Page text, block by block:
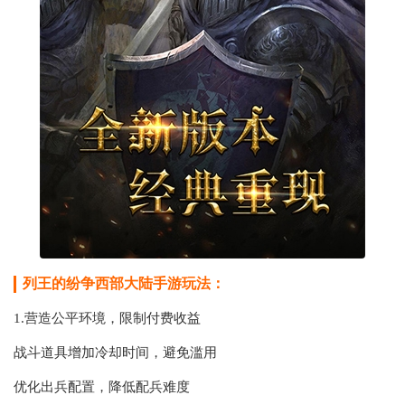
列王的纷争西部大陆手游玩法：
1.营造公平环境，限制付费收益
战斗道具增加冷却时间，避免滥用
优化出兵配置，降低配兵难度